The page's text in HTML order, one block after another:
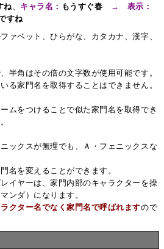
ね キャラ名： もうすぐ春
→ 表示：
すね
ァベット、ひらがな、カタカナ、漢字、
半角はその倍の文字数が使用可能です。
る家門名を取得することはできません。
ムをつけることで似た家門名を取得でき
ニックスが無理でも、Ａ・フェニックスな
名を変えることができます。
イヤーは、家門内部のキャラクターを操
ンダ）になります。
クター名でなく家門名で呼ばれますので